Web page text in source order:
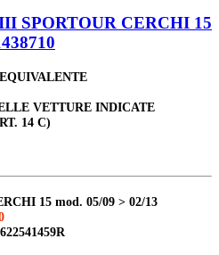
SPORTOUR CERCHI 15
VETTURE INDICATE
14 C)
15 mod. 05/09 > 02/13
622541459R